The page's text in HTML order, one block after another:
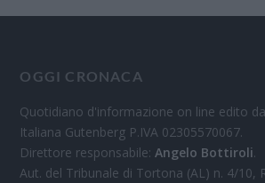
OGGI CRONACA
Quotidiano d'informazione on line edito
Italiana Gutenberg P.IVA 02305570067.
Direttore responsabile:Angelo Bottiroli.
Aut. del Tribunale di Tortona (AL) n. 4/10,